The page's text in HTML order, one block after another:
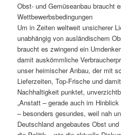
Obst- und Gemüseanbau braucht
Wettbewerbsbedingungen
Um in Zeiten weltweit unsicherer
unabhängig von ausländischem
braucht es zwingend ein
damit auskömmliche
unser heimischer Anbau, der mit
Lieferzeiten, Top-Frische und
Nachhaltigkeit punktet,
„Anstatt – gerade auch im
– besonders gesundes, weil nah
Deutschland angebautes Obst